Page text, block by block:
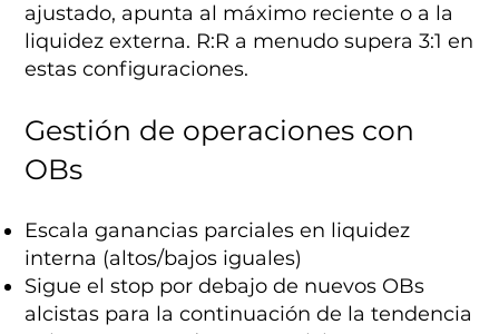
ajustado, apunta al máximo reciente o a la
liquidez externa. R:R a menudo supera 3:1 en
estas configuraciones.
Gestión de operaciones con
OBs
Escala ganancias parciales en liquidez
interna (altos/bajos iguales)
Sigue el stop por debajo de nuevos OBs
alcistas para la continuación de la tendencia